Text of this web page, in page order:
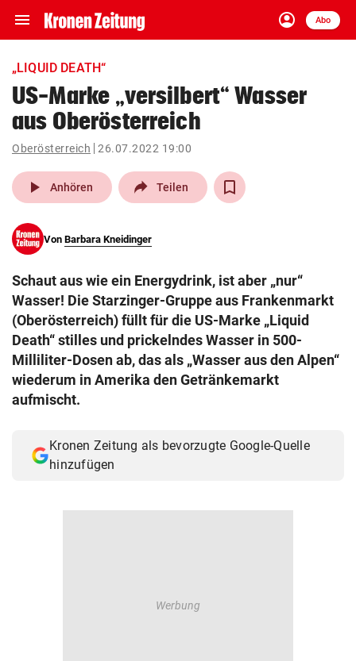
menu Navigation
ein-/ausklappen
account_circle
Anmelden
Abo
close Schließen
account_circle Anmelden
pin_drop
Wien arrow_right
search
eingeben
© Krone Multimedia GmbH & Co KG 2026
Muthgasse 2, 1190 Wien
„LIQUID DEATH“
US-Marke „versilbert“ Wasser
aus Oberösterreich
Oberösterreich 26.07.2022 19:00
play_arrow Anhören Teilen
Von Barbara Kneidinger
Schaut aus wie ein Energydrink, ist aber „nur“
Wasser! Die Starzinger-Gruppe aus Frankenmarkt
(Oberösterreich) füllt für die US-Marke „Liquid
Death“ stilles und prickelndes Wasser in 500-
Milliliter-Dosen ab, das als „Wasser aus den Alpen“
wiederum in Amerika den Getränkemarkt
aufmischt.
Kronen Zeitung als bevorzugte Google-Quelle
hinzufügen